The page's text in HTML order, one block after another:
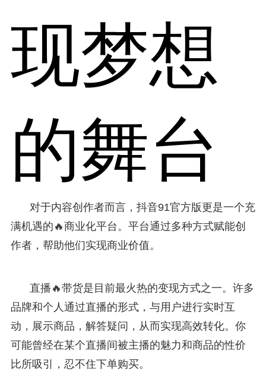
现梦想
的舞台
对于内容创作者而言，抖音91官方版更是一个充
满机遇的🔥商业化平台。平台通过多种方式赋能创
作者，帮助他们实现商业价值。
直播🔥带货是目前最火热的变现方式之一。许多
品牌和个人通过直播的形式，与用户进行实时互
动，展示商品，解答疑问，从而实现高效转化。你
可能曾经在某个直播间被主播的魅力和商品的性价
比所吸引，忍不住下单购买。